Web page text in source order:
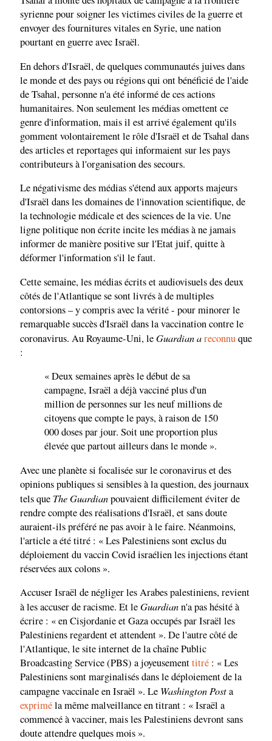
syrienne pour soigner les victimes civiles de la guerre et
envoyer des fournitures vitales en Syrie, une nation
pourtant en guerre avec Israël.
En dehors d'Israël, de quelques communautés juives dans
le monde et des pays ou régions qui ont bénéficié de l'aide
de Tsahal, personne n'a été informé de ces actions
humanitaires. Non seulement les médias omettent ce
genre d'information, mais il est arrivé également qu'ils
gomment volontairement le rôle d'Israël et de Tsahal dans
des articles et reportages qui informaient sur les pays
contributeurs à l'organisation des secours.
Le négativisme des médias s'étend aux apports majeurs
d'Israël dans les domaines de l'innovation scientifique, de
la technologie médicale et des sciences de la vie. Une
ligne politique non écrite incite les médias à ne jamais
informer de manière positive sur l'Etat juif, quitte à
déformer l'information s'il le faut.
Cette semaine, les médias écrits et audiovisuels des deux
côtés de l'Atlantique se sont livrés à de multiples
contorsions – y compris avec la vérité - pour minorer le
remarquable succès d'Israël dans la vaccination contre le
coronavirus. Au Royaume-Uni, leGuardian areconnuque
:
« Deux semaines après le début de sa
campagne, Israël a déjà vacciné plus d'un
million de personnes sur les neuf millions de
citoyens que compte le pays, à raison de 150
000 doses par jour. Soit une proportion plus
élevée que partout ailleurs dans le monde ».
Avec une planète si focalisée sur le coronavirus et des
opinions publiques si sensibles à la question, des journaux
tels que The Guardianpouvaient difficilement éviter de
rendre compte des réalisations d'Israël, et sans doute
auraient-ils préféré ne pas avoir à le faire. Néanmoins,
l'article a été titré : « Les Palestiniens sont exclus du
déploiement du vaccin Covid israélien les injections étant
réservées aux colons ».
Accuser Israël de négliger les Arabes palestiniens, revient
à les accuser de racisme. Et leGuardiann'a pas hésité à
écrire : « en Cisjordanie et Gaza occupés par Israël les
Palestiniens regardent et attendent ». De l'autre côté de
l'Atlantique, le site internet de la chaîne Public
Broadcasting Service (PBS) a joyeusementtitré : « Les
Palestiniens sont marginalisés dans le déploiement de la
campagne vaccinale en Israël ». Le Washington Posta
expriméla même malveillance en titrant : « Israël a
commencé à vacciner, mais les Palestiniens devront sans
doute attendre quelques mois ».